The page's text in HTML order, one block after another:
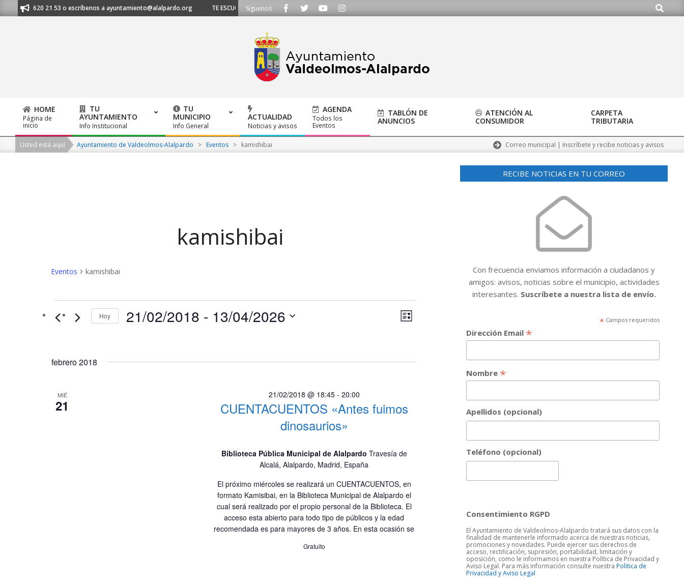
to
al 91 620 21 53 o escríbenos a ayuntamiento@alalpardo.org TE ESCUCHAMOS - Llámanos al 91 620 21 53 o escríbenos a ayuntamiento@alalpardo.org
Síguenos Buscar
Primary
Navigation
Menu
HOME
Página de
inicio
TU
AYUNTAMIENTO
Info Institucional
TU
MUNICIPIO
Info General
ACTUALIDAD
Noticias y avisos
AGENDA
Todos los
Eventos
TABLÓN DE
ANUNCIOS
ATENCIÓN AL
CONSUMIDOR
CARPETA
TRIBUTARIA
Usted está aquí Ayuntamiento de Valdeolmos-Alalpardo > Eventos > kamishibai Correo municipal | Inscríbete y recibe noticias y avisos
kamishibai
Eventos kamishibai
Eventos
N
e
c
ó
d
e
v
N
a
g
i
ó
e
i
s
t
Lista
Hoy 21/02/2018 - 13/04/2026
febrero 2018
MIÉ
21
CUENTACUENTOS «Antes fuimos
dinosaurios»
21/02/2018 @ 18:45- 20:00
Biblioteca Pública Municipal de Alalpardo Travesía de
Alcalá, Alalpardo, Madrid, España
El próximo miércoles se realizará un CUENTACUENTOS, en
formato Kamisibai, en la Biblioteca Municipal de Alalpardo el
cual será realizado por el propio personal de la Biblioteca. El
acceso esta abierto para todo tipo de públicos y la edad
recomendada es para mayores de 3 años. En esta ocasión se
Gratuito
RECIBE NOTICIAS EN TU CORREO
Con frecuencia enviamos información a ciudadanos y
amigos: avisos, noticias sobre el municipio, actividades
interesantes. Suscríbete a nuestra lista de envío.
* Campos requeridos
Dirección Email *
Nombre *
Apellidos (opcional)
Teléfono (opcional)
Consentimiento RGPD
El Ayuntamiento de Valdeolmos-Alalpardo tratará sus datos con la
finalidad de mantenerle informado acerca de nuestras noticias,
promociones y novedades. Puede ejercer sus derechos de
acceso, rectificación, supresión, portabilidad, limitación y
oposición, como le informamos en nuestra Política de Privacidad y
Aviso Legal. Para más información consulte nuestraPolitica de
Privacidad y Aviso Legal